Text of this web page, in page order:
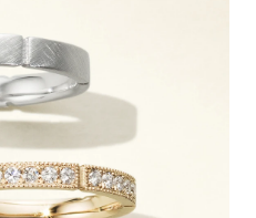
ダイヤモンドなど、お好みの
とができます。ショッピング
お選びください (有料)。